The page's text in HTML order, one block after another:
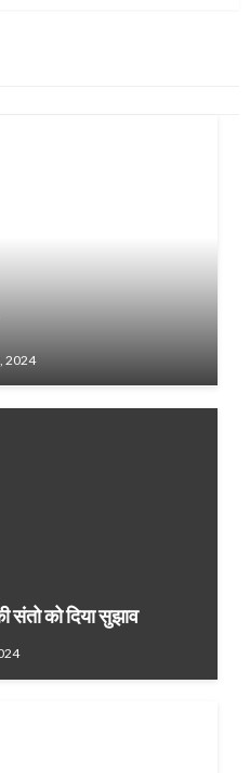
2024
संतो को दिया सुझाव